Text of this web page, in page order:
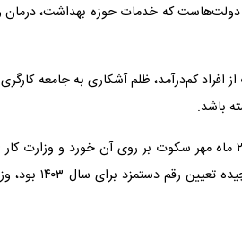
که خدمات حوزه بهداشت، درمان
کم‌درآمد، ظلم آشکاری به جامعه
باشد.
ماجرای جنجال‌برانگیز واگذاری تعیین دستمزد به مجلس در کمتر ۲ ماه مهر
اسفندماه و در زمانی که